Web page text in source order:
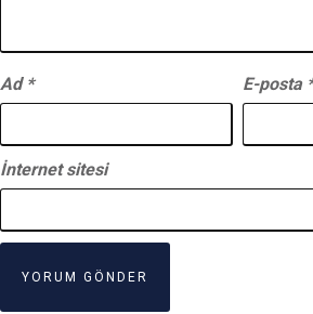
Ad * E-posta *
İnternet sitesi